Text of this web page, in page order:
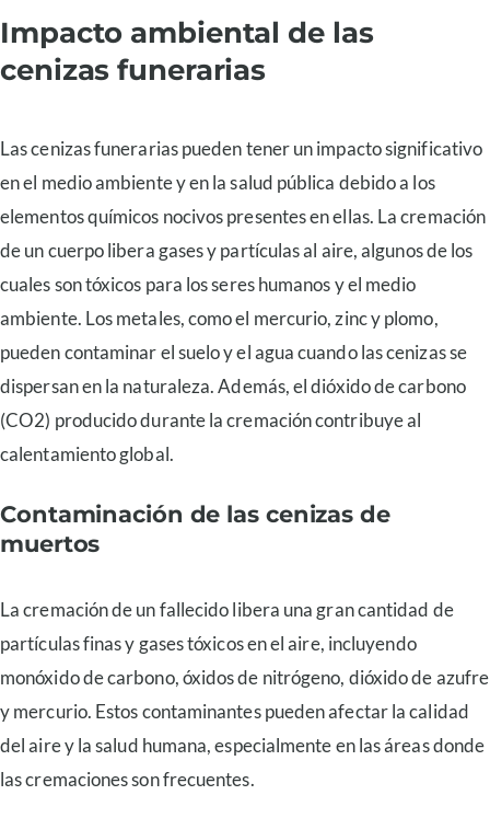
Impacto ambiental de las
cenizas funerarias
Las cenizas funerarias pueden tener un impacto significativo
en el medio ambiente y en la salud pública debido a los
elementos químicos nocivos presentes en ellas. La cremación
de un cuerpo libera gases y partículas al aire, algunos de los
cuales son tóxicos para los seres humanos y el medio
ambiente. Los metales, como el mercurio, zinc y plomo,
pueden contaminar el suelo y el agua cuando las cenizas se
dispersan en la naturaleza. Además, el dióxido de carbono
(CO2) producido durante la cremación contribuye al
calentamiento global.
Contaminación de las cenizas de
muertos
La cremación de un fallecido libera una gran cantidad de
partículas finas y gases tóxicos en el aire, incluyendo
monóxido de carbono, óxidos de nitrógeno, dióxido de azufre
y mercurio. Estos contaminantes pueden afectar la calidad
del aire y la salud humana, especialmente en las áreas donde
las cremaciones son frecuentes.